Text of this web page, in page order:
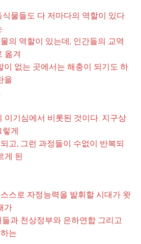
식물들도 다 저마다의 역할이 있다.
의 역할이 있는데, 인간들의 교역
옮겨
이 없는 곳에서는 해충이 되기도 하
을
이기심에서 비롯된 것이다. 지구상
렇게
고, 그런 과정들이 수없이 반복되
게 된
스로 자정능력을 발휘할 시대가 왓
가
과 천상정부와 은하연합 그리고
는